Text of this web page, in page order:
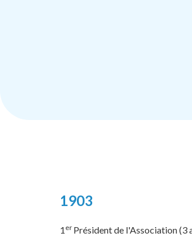
1903
1 er Président de l'Association (3